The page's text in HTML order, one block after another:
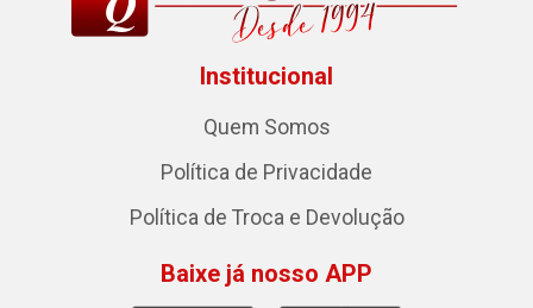
Institucional
Quem Somos
Política de Privacidade
Política de Troca e Devolução
Baixe já nosso APP